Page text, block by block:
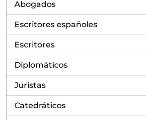
Abogados
, 4 results
Escritores españoles
, 3 results
Escritores
, 3 results
Diplomáticos
, 2 results
Juristas
, 2 results
Catedráticos
, 1 results